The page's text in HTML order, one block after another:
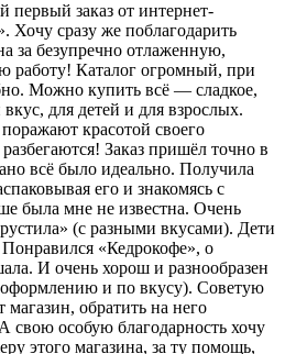
первый заказ от интернет-
Хочу сразу же поблагодарить
за безупречно отлаженную,
работу! Каталог огромный, при
Можно купить всё — сладкое,
для детей и для взрослых.
красотой своего
Заказ пришёл точно в
всё было идеально. Получила
его и знакомясь с
была мне не известна. Очень
(с разными вкусами). Дети
«Кедрокофе», о
И очень хорош и разнообразен
и по вкусу). Советую
магазин, обратить на него
свою особую благодарность хочу
этого магазина, за ту помощь,